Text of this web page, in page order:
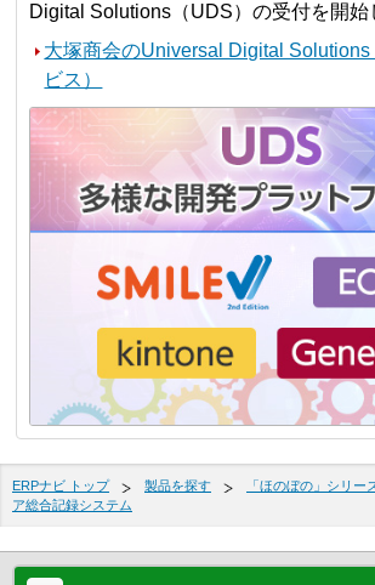
Digital Solutions（UDS）の受付を開始
大塚商会のUniversal Digital
ビス）
ERPナビ トップ 製品を探す 「ほのぼの」シリー
ア総合記録システム